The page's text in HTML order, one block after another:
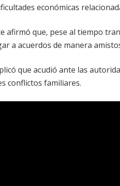
económicas
afirmó que, pese al tiempo
a acuerdos de manera
que acudió ante las
conflictos familiares.